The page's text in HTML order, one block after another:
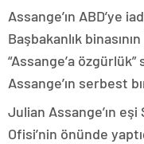
Assange’ın ABD’ye
Başbakanlık
“Assange’a
Assange’ın serbest
Julian Assange’ın
Ofisi’nin önünde